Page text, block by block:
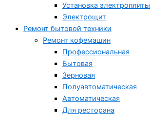
Установка электроплиты
Электрощит
Ремонт бытовой техники
Ремонт кофемашин
Профессиональная
Бытовая
Зерновая
Полуавтоматическая
Автоматическая
Для ресторана